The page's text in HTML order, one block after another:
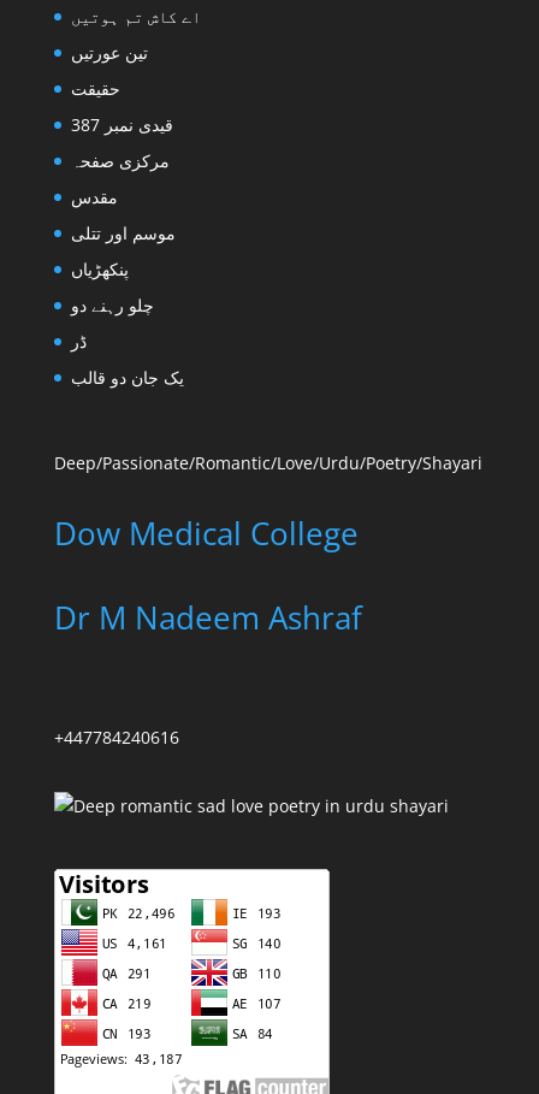
اے کاش تم ہوتیں
تین عورتیں
حقیقت
قیدی نمبر 387
مرکزی صفحہ
مقدس
موسم اور تتلی
پنکھڑیاں
چلو رہنے دو
ڈر
یک جان دو قالب
Deep/Passionate/Romantic/Love/Urdu/Poetry/Shayari
Dow Medical College
Dr M Nadeem Ashraf
+447784240616